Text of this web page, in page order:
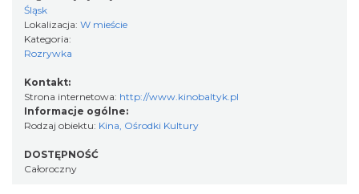
Śląsk
Lokalizacja: W mieście
Kategoria:
Rozrywka
Kontakt:
Strona internetowa: http://www.kinobaltyk.pl
Informacje ogólne:
Rodzaj obiektu: Kina, Ośrodki Kultury
DOSTĘPNOŚĆ
Całoroczny